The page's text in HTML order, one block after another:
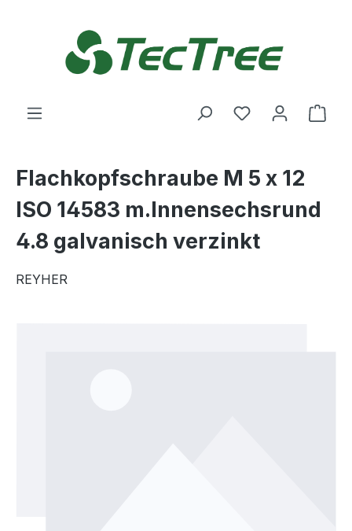
Du hast 0
Flachkopfschraube M 5 x 12
ISO 14583 m.Innensechsrund
4.8 galvanisch verzinkt
REYHER